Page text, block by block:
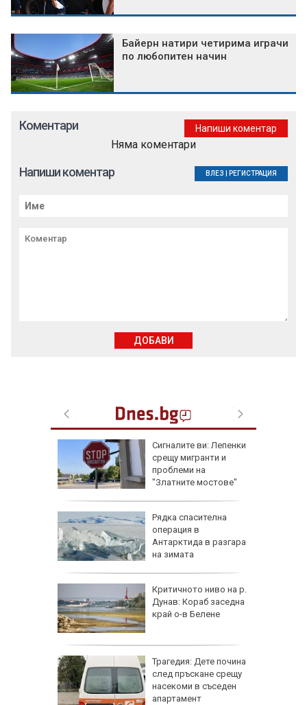
Байерн натири четирима играчи
по любопитен начин
Сигналите ви: Лепенки
срещу мигранти и
проблеми на
"Златните мостове"
Рядка спасителна
операция в
Антарктида в разгара
на зимата
Критичното ниво на р.
Дунав: Кораб заседна
край о-в Белене
Трагедия: Дете почина
след пръскане срещу
насекоми в съседен
апартамент
Коментари Напиши коментар
Няма коментари
Напиши коментар ВЛЕЗ РЕГИСТРАЦИЯ
ДОБАВИ